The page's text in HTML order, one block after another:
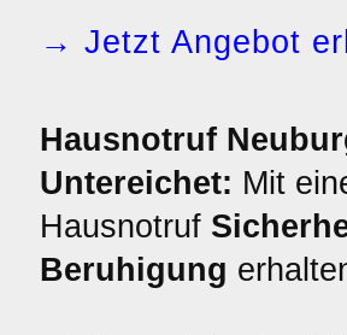
→ Jetzt Angebot
Hausnotruf
Untereichet: Mit
Hausnotruf
Beruhigung